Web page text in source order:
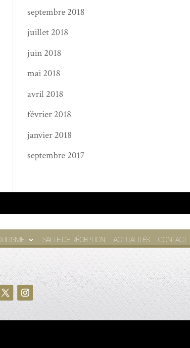
septembre 2018
juillet 2018
juin 2018
mai 2018
avril 2018
février 2018
janvier 2018
septembre 2017
SALLE DE RÉCEPTION ACTUALITÉS CONTACT